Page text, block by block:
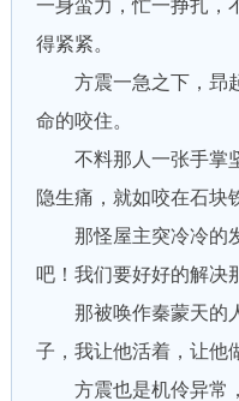
一身蛮力，忙一挣扎，
得紧紧。
方震一急之下，昻起
命的咬住。
不料那人一张手掌坚
隐生痛，就如咬在石块
那怪屋主突冷冷的发
吧！我们要好好的解决
那被唤作秦蒙天的人
子，我让他活着，让他
方震也是机伶异常，